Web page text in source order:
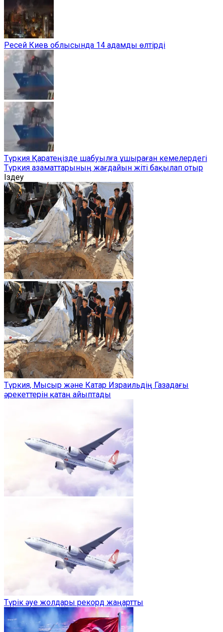
Ресей Киев облысында 14 адамды өлтірді
Түркия Қаратеңізде шабуылға ұшыраған кемелердегі
Түркия азаматтарының жағдайын жіті бақылап отыр
Іздеу
Түркия, Мысыр және Катар Израильдің Газадағы
әрекеттерін қатаң айыптады
Түрік әуе жолдары рекорд жаңартты